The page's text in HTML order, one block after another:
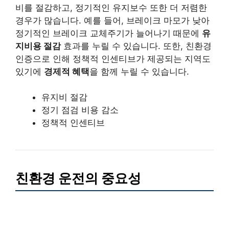
비를 절감하고, 정기적인 유지보수 또한 더 저렴한
경우가 많습니다. 예를 들어, 브레이크 마모가 낮아
정기적인 브레이크 교체주기가 늘어나기 때문에 유
지비용 절감효과를 누릴 수 있습니다. 또한, 친환경
인증으로 인해 정책적 인센티브가 제공되는 지역도
있기에 경제적 혜택을 함께 누릴 수 있습니다.
유지비 절감
정기 점검 비용 감소
정책적 인센티브
친환경 운전의 중요성